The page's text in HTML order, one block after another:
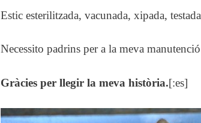
Estic esterilitzada, vacunada, xipada,
Necessito padrins per a la meva
Gràcies per llegir la meva història.[:es]